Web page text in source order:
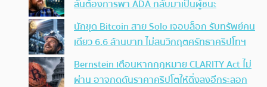
ลั่นต้องการพา ADA กลับมาเป็นผู้ชนะ
นักขุด Bitcoin สาย Solo เจอบล็อก รับทรัพย์คน
เดียว 6.6 ล้านบาท ไม่สนวิกฤตศรัทธาคริปโทฯ
Bernstein เตือนหากกฎหมาย CLARITY Act ไม่
ผ่าน อาจกดดันราคาคริปโตให้ดิ่งลงอีกระลอก